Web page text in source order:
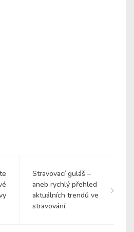
Stravovací guláš –
aneb rychlý přehled
aktuálních trendů ve
stravování